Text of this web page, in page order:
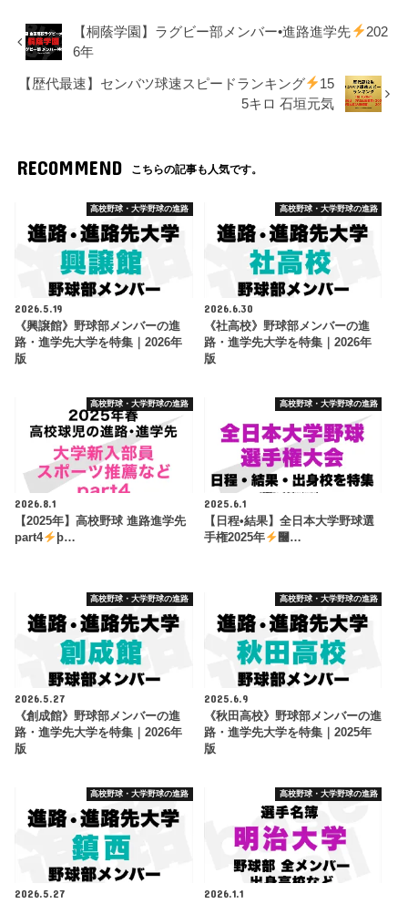
【桐蔭学園】ラグビー部メンバー•進路進学先
202
6年
【歴代最速】センバツ球速スピードランキング
15
5キロ 石垣元気
RECOMMEND こちらの記事も人気です。
高校野球・大学野球の進路
2026.5.19
《興譲館》野球部メンバーの進
路・進学先大学を特集｜2026年
版
高校野球・大学野球の進路
2026.6.30
《社高校》野球部メンバーの進
路・進学先大学を特集｜2026年
版
高校野球・大学野球の進路
2026.8.1
【2025年】高校野球 進路進学先
part4
þ…
高校野球・大学野球の進路
2025.6.1
【日程•結果】全日本大学野球選
手権2025年
࿠…
高校野球・大学野球の進路
2026.5.27
《創成館》野球部メンバーの進
路・進学先大学を特集｜2026年
版
高校野球・大学野球の進路
2025.6.9
《秋田高校》野球部メンバーの進
路・進学先大学を特集｜2025年
版
高校野球・大学野球の進路
2026.5.27
高校野球・大学野球の進路
2026.1.1